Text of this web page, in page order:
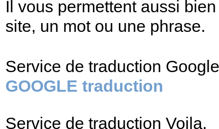
Il vous permettent aussi
site, un mot ou une phrase.
Service de traduction
GOOGLE traduction
Service de traduction Voila.